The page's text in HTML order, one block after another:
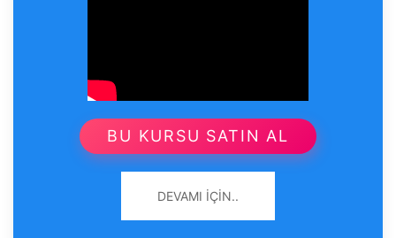
BU KURSU SATIN AL
DEVAMI İÇIN..